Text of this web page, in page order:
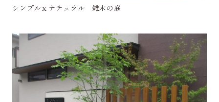
シンプルｘナチュラル 雑木の庭